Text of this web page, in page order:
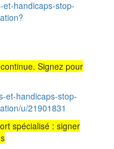
et-handicaps-stop-
Signez pour
et-handicaps-stop-
u/21901831
spécialisé : signer